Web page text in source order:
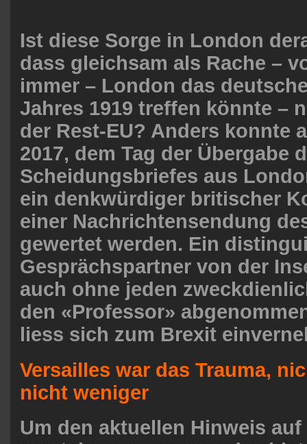
Ist diese Sorge in London
dass gleichsam als Rache –
immer – London das
Jahres 1919 treffen könnte –
der Rest-EU? Anders konnte
2017, dem Tag der Übergabe
Scheidungsbriefes aus
ein denkwürdiger britischer
einer Nachrichtensendung
gewertet werden. Ein
Gesprächspartner von der
auch ohne jeden
den «Professor»
liess sich zum Brexit
Versailles war das Trauma,
nicht weniger
Um den aktuellen Hinweis auf